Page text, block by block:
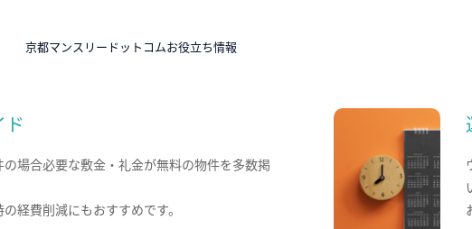
京都マンスリードットコムお役立ち情報
ド
場合必要な敷金・礼金が無料の物件を多数掲
経費削減にもおすすめです。